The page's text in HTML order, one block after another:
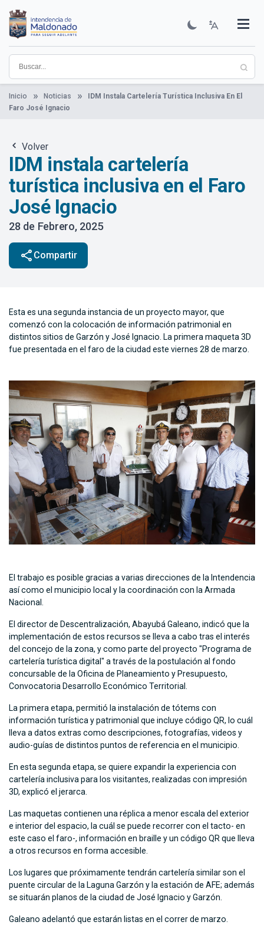
contenido
principal
Institucional
Municipios
Descubre Maldonado
Comunicación
Servicios
Guía De Trámites
Ver Noticias
Inicio Noticias
IDM Instala Cartelería Turística Inclusiva En El
Faro José Ignacio
Volver
IDM instala cartelería
turística inclusiva en el Faro
José Ignacio
28 de Febrero, 2025
share Compartir
Esta es una segunda instancia de un proyecto mayor, que
comenzó con la colocación de información patrimonial en
distintos sitios de Garzón y José Ignacio. La primera maqueta 3D
fue presentada en el faro de la ciudad este viernes 28 de marzo.
El trabajo es posible gracias a varias direcciones de la Intendencia
así como el municipio local y la coordinación con la Armada
Nacional.
El director de Descentralización, Abayubá Galeano, indicó que la
implementación de estos recursos se lleva a cabo tras el interés
del concejo de la zona, y como parte del proyecto "Programa de
cartelería turística digital" a través de la postulación al fondo
concursable de la Oficina de Planeamiento y Presupuesto,
Convocatoria Desarrollo Económico Territorial.
La primera etapa, permitió la instalación de tótems con
información turística y patrimonial que incluye código QR, lo cuál
lleva a datos extras como descripciones, fotografías, videos y
audio-guías de distintos puntos de referencia en el municipio.
En esta segunda etapa, se quiere expandir la experiencia con
cartelería inclusiva para los visitantes, realizadas con impresión
3D, explicó el jerarca.
Las maquetas contienen una réplica a menor escala del exterior
e interior del espacio, la cuál se puede recorrer con el tacto- en
este caso el faro-, información en braille y un código QR que lleva
a otros recursos en forma accesible.
Los lugares que próximamente tendrán cartelería similar son el
puente circular de la Laguna Garzón y la estación de AFE; además
se situarán planos de la ciudad de José Ignacio y Garzón.
Galeano adelantó que estarán listas en el correr de marzo.